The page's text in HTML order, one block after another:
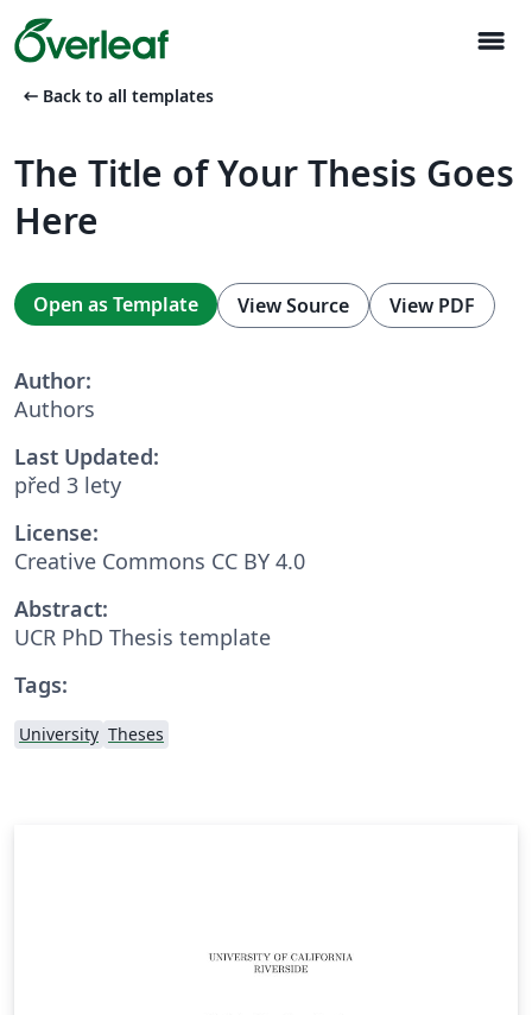
menu
arrow_left_alt Back to all templates
The Title of Your Thesis Goes
Here
Open as Template View Source View PDF
Author:
Authors
Last Updated:
před 3 lety
License:
Creative Commons CC BY 4.0
Abstract:
UCR PhD Thesis template
Tags:
University Theses